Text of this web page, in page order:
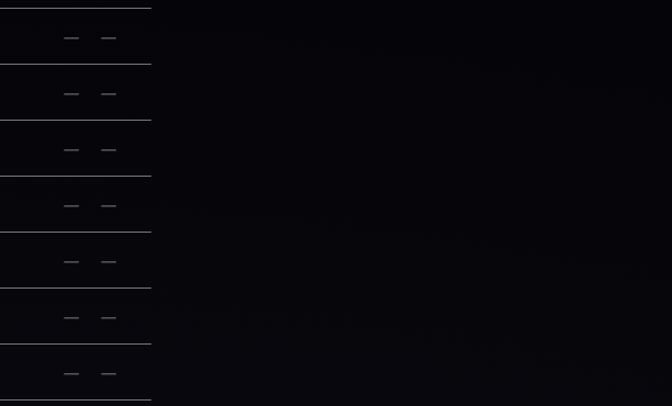
— —
— —
— —
— —
— —
— —
— —